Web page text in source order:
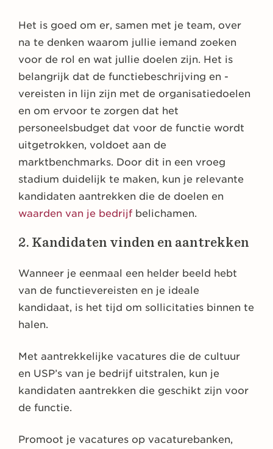
Het is goed om er, samen met je team, over
na te denken waarom jullie iemand zoeken
voor de rol en wat jullie doelen zijn. Het is
belangrijk dat de functiebeschrijving en -
vereisten in lijn zijn met de organisatiedoelen
en om ervoor te zorgen dat het
personeelsbudget dat voor de functie wordt
uitgetrokken, voldoet aan de
marktbenchmarks. Door dit in een vroeg
stadium duidelijk te maken, kun je relevante
kandidaten aantrekken die de doelen en
waarden van je bedrijf belichamen.
2. Kandidaten vinden en aantrekken
Wanneer je eenmaal een helder beeld hebt
van de functievereisten en je ideale
kandidaat, is het tijd om sollicitaties binnen te
halen.
Met aantrekkelijke vacatures die de cultuur
en USP’s van je bedrijf uitstralen, kun je
kandidaten aantrekken die geschikt zijn voor
de functie.
Promoot je vacatures op vacaturebanken,